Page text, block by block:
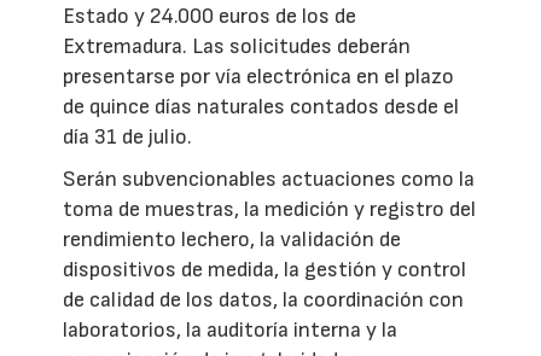
Estado y 24.000 euros de los de
Extremadura. Las solicitudes deberán
presentarse por vía electrónica en el plazo
de quince días naturales contados desde el
día 31 de julio.
Serán subvencionables actuaciones como la
toma de muestras, la medición y registro del
rendimiento lechero, la validación de
dispositivos de medida, la gestión y control
de calidad de los datos, la coordinación con
laboratorios, la auditoría interna y la